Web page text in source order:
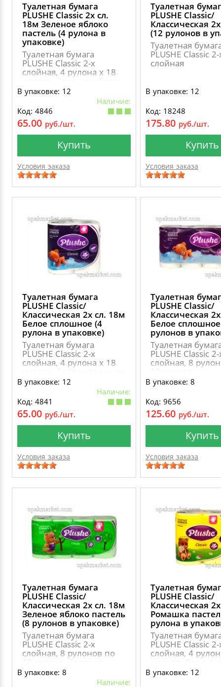
Туалетная бумага
PLUSHE Classic 2х сл.
18м Зеленое яблоко
пастель (4 рулона в
упаковке)
Туалетная бумага
PLUSHE Classic 2-х
слойная, 4 рулона х 18
метров, Зеленое яблоко
пастель
В упаковке: 12
Наличие:
Код: 4846
65.00 руб./шт.
Купить
Условия заказа
Туалетная
PLUSHE Classic/
Классическая
(12 рулонов в
Туалетная
PLUSHE Classic 2-
слойная
В упаковке: 12
Код: 18248
175.80 руб./шт.
Купить
Условия заказа
Туалетная бумага
PLUSHE Classic/
Классическая 2х сл. 18м
Белое сплошное (4
рулона в упаковке)
Туалетная бумага
PLUSHE Classic 2-х
слойная, 4 рулона х 18
метров, Белое сплошное
В упаковке: 12
Наличие:
Код: 4841
65.00 руб./шт.
Купить
Условия заказа
Туалетная
PLUSHE Classic/
Классическая
Белое
рулонов в
Туалетная
PLUSHE Classic 2-
слойная, 8
В упаковке: 8
Код: 9656
125.60 руб./шт.
Купить
Условия заказа
Туалетная бумага
PLUSHE Classic/
Классическая 2х сл. 18м
Зеленое яблоко пастель
(8 рулонов в упаковке)
Туалетная бумага
PLUSHE Classic 2-х
слойная, 8 рулонов по
18 метров, Зеленое
яблоко пастель
В упаковке: 8
Наличие:
Туалетная
PLUSHE Classic/
Классическая
Ромашка
рулона в
Туалетная
PLUSHE Classic 2-
слойная, 4
метров,
пастель
В упаковке: 12